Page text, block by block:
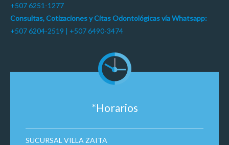
+507 6251-1277
Consultas, Cotizaciones y Citas Odontológicas vía Whatsapp:
+507 6204-2519 | +507 6490-3474
*Horarios
SUCURSAL VILLA ZAITA